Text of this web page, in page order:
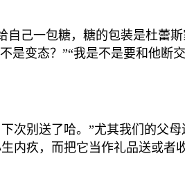
己一包糖，糖的包装是杜蕾
变态？”“我是不是要和他断
次别送了哈。”尤其我们的父
内疚，而把它当作礼品送或